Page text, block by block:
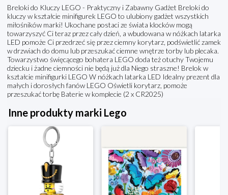
Breloki do Kluczy LEGO - Praktyczny i Zabawny Gadżet Breloki do
kluczy w kształcie minifigurek LEGO to ulubiony gadżet wszystkich
miłośników marki! Ukochane postaci ze świata klocków mogą
towarzyszyć Ci teraz przez cały dzień, a wbudowana w nóżkach latarka
LED pomoże Ci przedrzeć się przez ciemny korytarz, podświetlić zamek
w drzwiach do domu lub przeszukać ciemne wnętrze torby lub plecaka.
Towarzystwo święcącego bohatera LEGO doda też otuchy Twojemu
dziecku i żadne ciemności nie będą już dla Niego straszne! Brelok w
kształcie minifigurki LEGO W nóżkach latarka LED Idealny prezent dla
małych i dorosłych fanów LEGO Oświetli korytarz, pomoże
przeszukać torbę Baterie w komplecie (2 x CR2025)
Inne produkty marki Lego